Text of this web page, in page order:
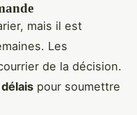
mais il est
Les
de la décision.
pour soumettre